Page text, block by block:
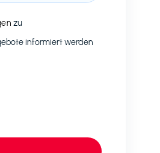
zu
informiert werden